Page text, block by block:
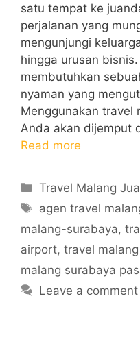
satu tempat ke
perjalanan yang
mengunjungi
hingga urusan
membutuhkan
nyaman yang
Menggunakan travel
Anda akan dijemput
Read more
Categories
Travel Malang
Tags
agen travel
malang-surabaya,
airport, travel
malang surabaya
Leave a comment